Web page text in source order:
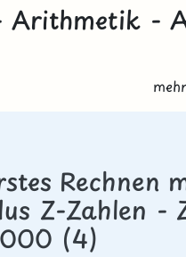
Arithmetik -
Rechnen
Z-Zahlen -
(4)